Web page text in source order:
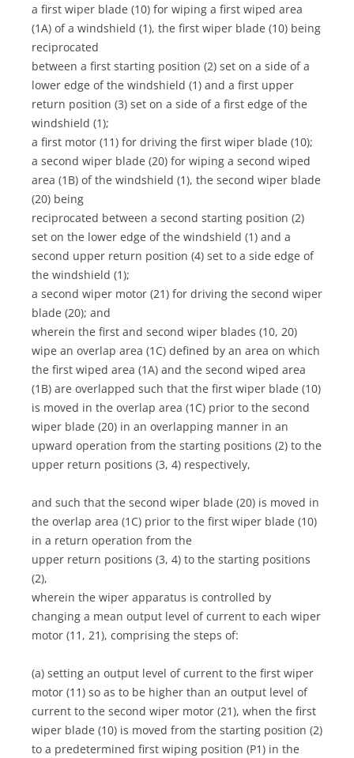
a first wiper blade (10) for wiping a first wiped area
(1A) of a windshield (1), the first wiper blade (10) being
reciprocated
between a first starting position (2) set on a side of a
lower edge of the windshield (1) and a first upper
return position (3) set on a side of a first edge of the
windshield (1);
a first motor (11) for driving the first wiper blade (10);
a second wiper blade (20) for wiping a second wiped
area (1B) of the windshield (1), the second wiper blade
(20) being
reciprocated between a second starting position (2)
set on the lower edge of the windshield (1) and a
second upper return position (4) set to a side edge of
the windshield (1);
a second wiper motor (21) for driving the second wiper
blade (20); and
wherein the first and second wiper blades (10, 20)
wipe an overlap area (1C) defined by an area on which
the first wiped area (1A) and the second wiped area
(1B) are overlapped such that the first wiper blade (10)
is moved in the overlap area (1C) prior to the second
wiper blade (20) in an overlapping manner in an
upward operation from the starting positions (2) to the
upper return positions (3, 4) respectively,
and such that the second wiper blade (20) is moved in
the overlap area (1C) prior to the first wiper blade (10)
in a return operation from the
upper return positions (3, 4) to the starting positions
(2),
wherein the wiper apparatus is controlled by
changing a mean output level of current to each wiper
motor (11, 21), comprising the steps of:
(a) setting an output level of current to the first wiper
motor (11) so as to be higher than an output level of
current to the second wiper motor (21), when the first
wiper blade (10) is moved from the starting position (2)
to a predetermined first wiping position (P1) in the